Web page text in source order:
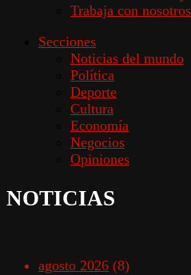
Trabaja con nosotros
Secciones
Noticias del mundo
Política
Deporte
Cultura
Economía
Negocios
Opiniones
NOTICIAS
agosto 2026 (8)